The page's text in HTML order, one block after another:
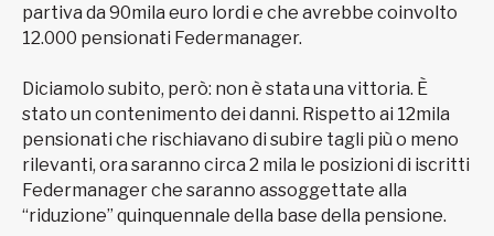
partiva da 90mila euro lordi e che avrebbe coinvolto
12.000 pensionati Federmanager.
Diciamolo subito, però: non è stata una vittoria. È
stato un contenimento dei danni. Rispetto ai 12mila
pensionati che rischiavano di subire tagli più o meno
rilevanti, ora saranno circa 2 mila le posizioni di iscritti
Federmanager che saranno assoggettate alla
“riduzione” quinquennale della base della pensione.